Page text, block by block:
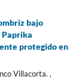
bajo
protegido en
Villacorta. ,